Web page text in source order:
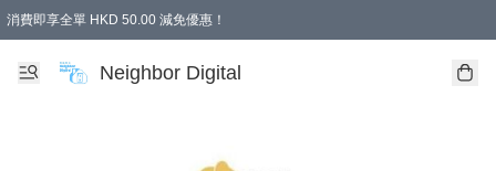
消費即享全單 HKD 50.00 減免優惠！
Neighbor Digital